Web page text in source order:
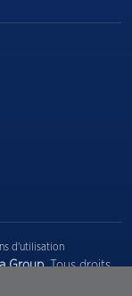
d'utilisation
Group. Tous droits